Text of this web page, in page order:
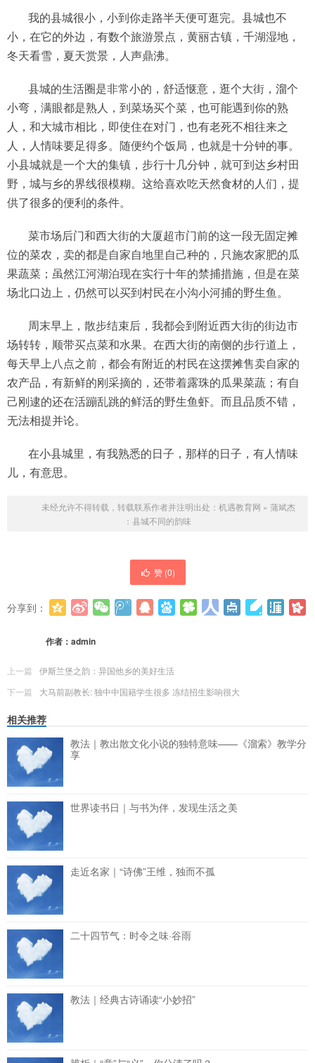
我的县城很小，小到你走路半天便可逛完。县城也不
小，在它的外边，有数个旅游景点，黄丽古镇，千湖湿地，
冬天看雪，夏天赏景，人声鼎沸。
县城的生活圈是非常小的，舒适惬意，逛个大街，溜个
小弯，满眼都是熟人，到菜场买个菜，也可能遇到你的熟
人，和大城市相比，即使住在对门，也有老死不相往来之
人，人情味要足得多。随便约个饭局，也就是十分钟的事。
小县城就是一个大的集镇，步行十几分钟，就可到达乡村田
野，城与乡的界线很模糊。这给喜欢吃天然食材的人们，提
供了很多的便利的条件。
菜市场后门和西大街的大厦超市门前的这一段无固定摊
位的菜农，卖的都是自家自地里自己种的，只施农家肥的瓜
果蔬菜；虽然江河湖泊现在实行十年的禁捕措施，但是在菜
场北口边上，仍然可以买到村民在小沟小河捕的野生鱼。
周末早上，散步结束后，我都会到附近西大街的街边市
场转转，顺带买点菜和水果。在西大街的南侧的步行道上，
每天早上八点之前，都会有附近的村民在这摆摊售卖自家的
农产品，有新鲜的刚采摘的，还带着露珠的瓜果菜蔬；有自
己刚逮的还在活蹦乱跳的鲜活的野生鱼虾。而且品质不错，
无法相提并论。
在小县城里，有我熟悉的日子，那样的日子，有人情味
儿，有意思。
未经允许不得转载，转载联系作者并注明出处： 机遇教育网 » 蒲斌杰
：县城不同的韵味
赞 (0)
分享到：
作者： admin
上一篇
伊斯兰堡之韵：异国他乡的美好生活
下一篇
大马前副教长: 独中中国籍学生很多 冻结招生影响很大
相关推荐
教法｜教出散文化小说的独特意味——《溜索》教学分
享
世界读书日｜与书为伴，发现生活之美
走近名家｜“诗佛”王维，独而不孤
二十四节气：时令之味·谷雨
教法｜经典古诗诵读“小妙招”